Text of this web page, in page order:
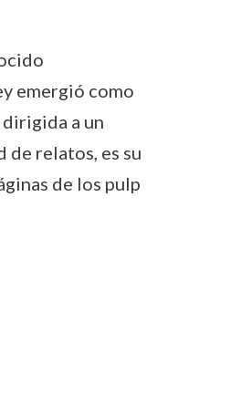
emergió como
a un
de relatos, es su
de los pulp